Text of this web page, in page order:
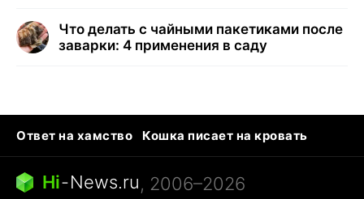
Что делать с чайными пакетиками после
заварки: 4 применения в саду
Ответ на хамство
Кошка писает на кровать
Тунцы в океанариуме
Следующая пандемия
Ядовитые пауки России
Открытие в Google Maps
Hi-News.ru, 2006–2026